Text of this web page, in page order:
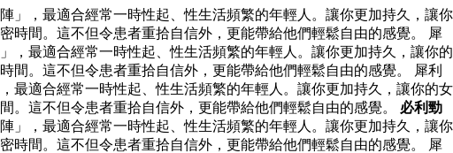
」，最適合經常一時性起、性生活頻繁的年輕人。讓你更加持久，讓你
時間。這不但令患者重拾自信外，更能帶給他們輕鬆自由的感覺。 犀
，最適合經常一時性起、性生活頻繁的年輕人。讓你更加持久，讓你的
。這不但令患者重拾自信外，更能帶給他們輕鬆自由的感覺。 犀利
最適合經常一時性起、性生活頻繁的年輕人。讓你更加持久，讓你的女
。這不但令患者重拾自信外，更能帶給他們輕鬆自由的感覺。 必利勁
」，最適合經常一時性起、性生活頻繁的年輕人。讓你更加持久，讓你
時間。這不但令患者重拾自信外，更能帶給他們輕鬆自由的感覺。 犀